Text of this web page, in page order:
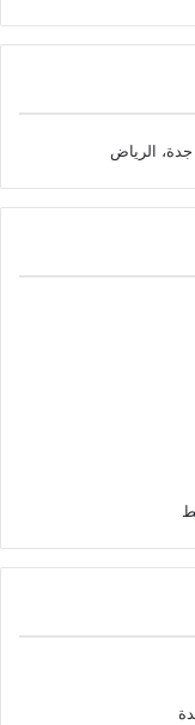
جدة، الرياض